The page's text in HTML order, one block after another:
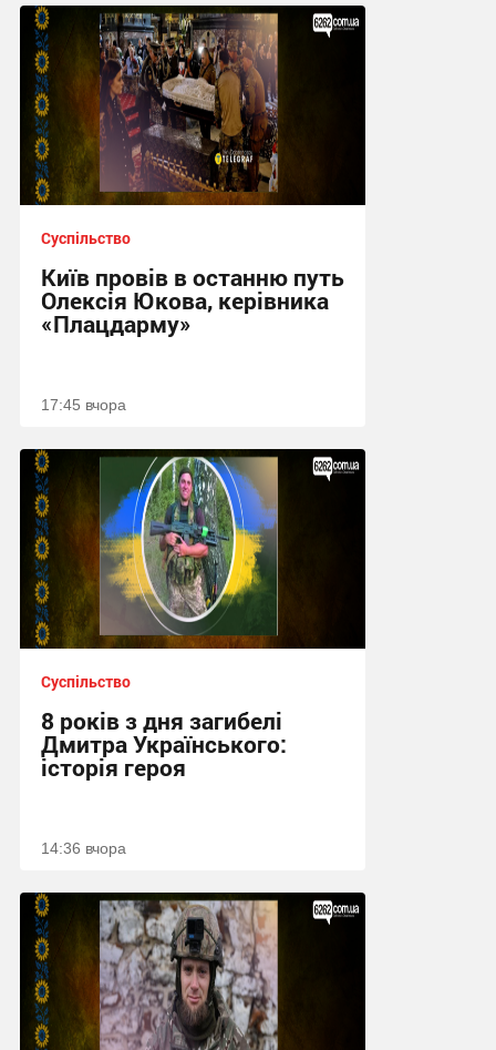
Суспільство
Київ провів в останню путь
Олексія Юкова, керівника
«Плацдарму»
17:45 вчора
Суспільство
8 років з дня загибелі
Дмитра Українського:
історія героя
14:36 вчора